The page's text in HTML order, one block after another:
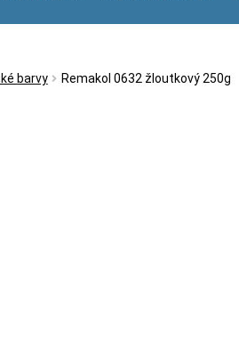
barvy Remakol 0632 žloutkový 250g